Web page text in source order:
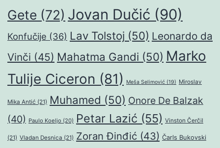
Gete (72) Jovan Dučić (90)
Konfučije (36) Lav Tolstoj (50) Leonardo da
Vinči (45) Mahatma Gandi (50) Marko
Tulije Ciceron (81) Meša Selimović (19) Miroslav
Mika Antić (21) Muhamed (50) Onore De Balzak
(40) Paulo Koeljo (20) Petar Lazić (55) Vinston Čerčil
(21) Vladan Desnica (21) Zoran Đinđić (43) Čarls Bukovski